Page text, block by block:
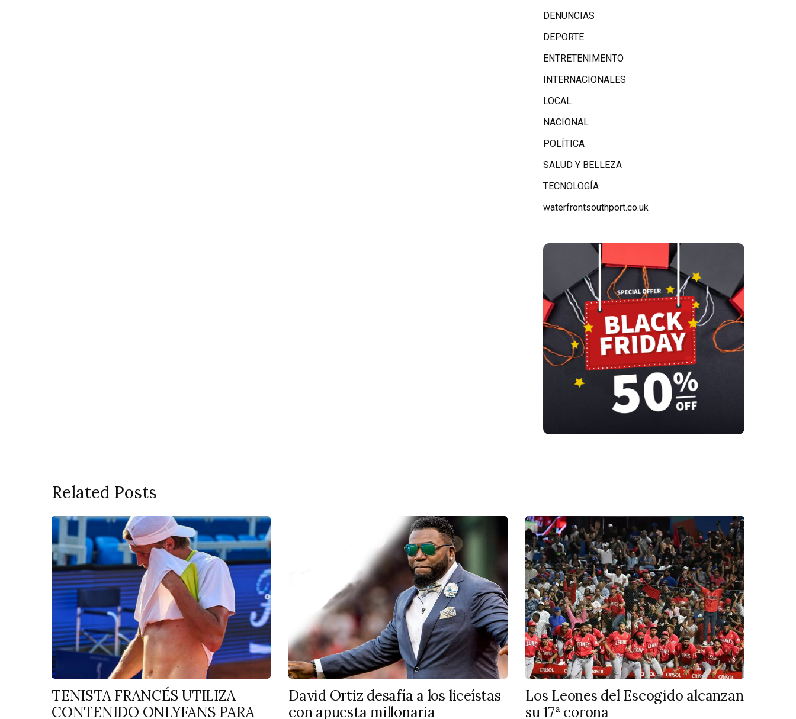
DENUNCIAS
DEPORTE
ENTRETENIMENTO
INTERNACIONALES
LOCAL
NACIONAL
POLÍTICA
SALUD Y BELLEZA
TECNOLOGÍA
waterfrontsouthport.co.uk
Related Posts
TENISTA FRANCÉS UTILIZA
CONTENIDO ONLYFANS PARA
David Ortiz desafía a los liceístas
con apuesta millonaria
Los Leones del Escogido alcanzan
su 17ª corona